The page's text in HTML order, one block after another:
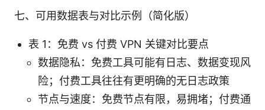
七、可用数据表与对比示例（简化版）
表 1：免费 vs 付费 VPN 关键对比要点
数据隐私：免费工具可能有日志、数据变现风
险；付费工具往往有更明确的无日志政策
节点与速度：免费节点有限，易拥堵；付费通